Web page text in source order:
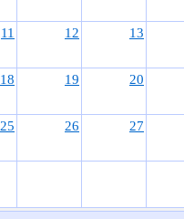
11 12 13
18 19 20
25 26 27